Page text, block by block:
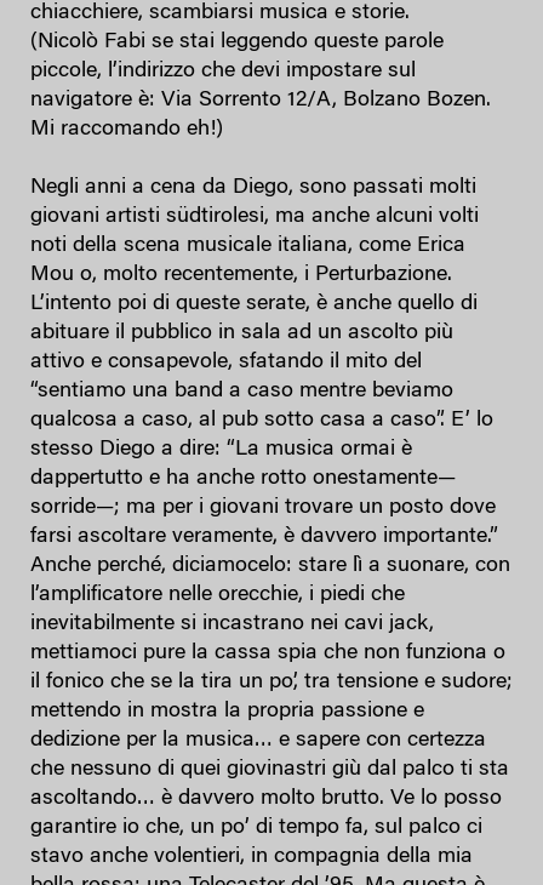
chiacchiere, scambiarsi musica e storie.
(Nicolò Fabi se stai leggendo queste parole
piccole, l’indirizzo che devi impostare sul
navigatore è: Via Sorrento 12/A, Bolzano Bozen.
Mi raccomando eh!)
Negli anni a cena da Diego, sono passati molti
giovani artisti südtirolesi, ma anche alcuni volti
noti della scena musicale italiana, come Erica
Mou o, molto recentemente, i Perturbazione.
L’intento poi di queste serate, è anche quello di
abituare il pubblico in sala ad un ascolto più
attivo e consapevole, sfatando il mito del
“sentiamo una band a caso mentre beviamo
qualcosa a caso, al pub sotto casa a caso”. E’ lo
stesso Diego a dire: “La musica ormai è
dappertutto e ha anche rotto onestamente—
sorride—; ma per i giovani trovare un posto dove
farsi ascoltare veramente, è davvero importante.”
Anche perché, diciamocelo: stare lì a suonare, con
l’amplificatore nelle orecchie, i piedi che
inevitabilmente si incastrano nei cavi jack,
mettiamoci pure la cassa spia che non funziona o
il fonico che se la tira un po’, tra tensione e sudore;
mettendo in mostra la propria passione e
dedizione per la musica… e sapere con certezza
che nessuno di quei giovinastri giù dal palco ti sta
ascoltando… è davvero molto brutto. Ve lo posso
garantire io che, un po’ di tempo fa, sul palco ci
stavo anche volentieri, in compagnia della mia